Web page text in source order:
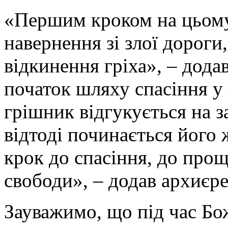
«Першим кроком на
навернення зі злої
відкинення гріха», –
початок шляху спасіння
грішник відгукується на
відтоді починається
крок до спасіння, до
свободи», – додав
Зауважимо, що під час